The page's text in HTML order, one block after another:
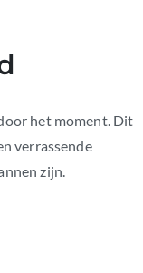
het moment. Dit
verrassende
zijn.